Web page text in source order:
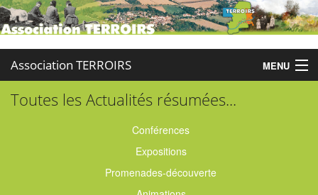
Association TERROIRS MENU
Accueil
Toutes les Actualités résumées...
Conférences
Expositions
Promenades-découverte